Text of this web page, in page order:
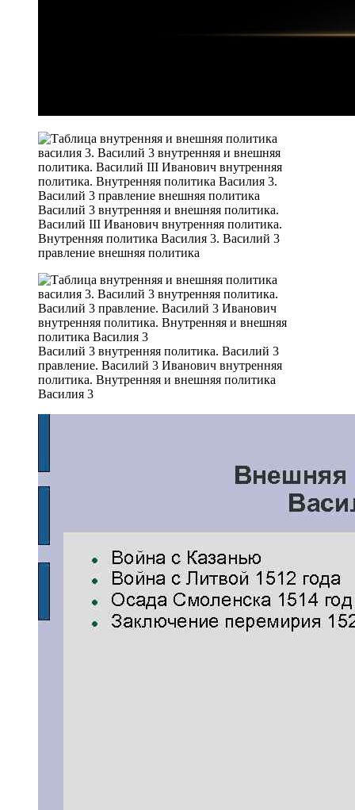
Василий 3 внутренняя и внешняя политика.
Василий III Иванович внутренняя политика.
Внутренняя политика Василия 3. Василий 3
правление внешняя политика
Василий 3 внутренняя политика. Василий 3
правление. Василий 3 Иванович внутренняя
политика. Внутренняя и внешняя политика
Василия 3